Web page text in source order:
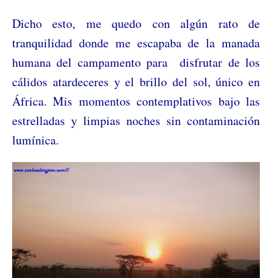
Dicho esto, me quedo con algún rato de
tranquilidad donde me escapaba de la manada
humana del campamento para disfrutar de los
cálidos atardeceres y el brillo del sol, único en
África. Mis momentos contemplativos bajo las
estrelladas y limpias noches sin contaminación
lumínica.